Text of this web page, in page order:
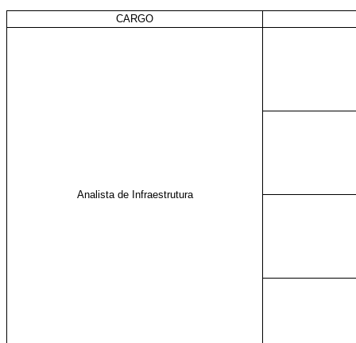
CARGO
Analista de Infraestrutura